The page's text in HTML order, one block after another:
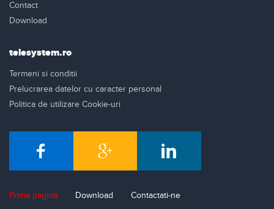
Contact
Download
telesystem.ro
Termeni si conditii
Prelucrarea datelor cu caracter personal
Politica de utilizare Cookie-uri
Prima pagina Download Contactati-ne